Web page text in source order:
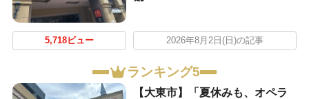
5,718ビュー 2026年8月2日(日)の記事
ランキング5
【大東市】「夏休みも、オペラ